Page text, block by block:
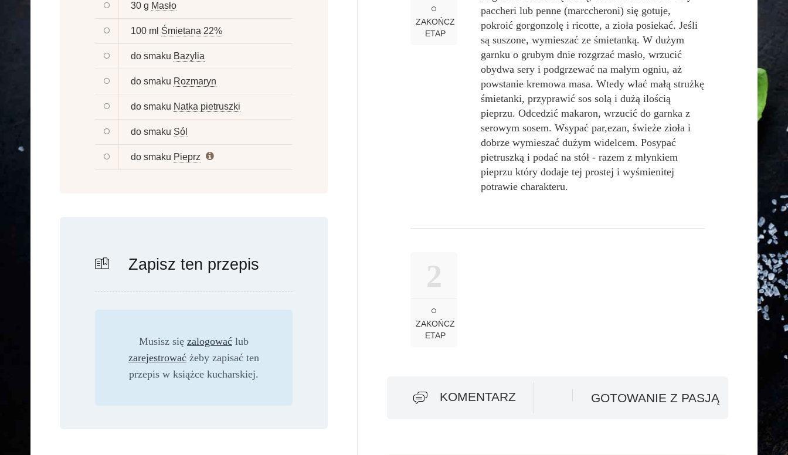
30 g Masło
100 ml Śmietana 22%
do smaku Bazylia
do smaku Rozmaryn
do smaku Natka pietruszki
do smaku Sól
do smaku Pieprz
Zapisz ten przepis
Musisz się zalogować lub
zarejestrować żeby zapisać ten
przepis w książce kucharskiej.
ZAKOŃCZ
ETAP
paccheri lub penne (marccheroni) się gotuje,
pokroić gorgonzolę i ricotte, a zioła posiekać. Jeśli
są suszone, wymieszać ze śmietanką. W dużym
garnku o grubym dnie rozgrzać masło, wrzucić
obydwa sery i podgrzewać na małym ogniu, aż
powstanie kremowa masa. Wtedy wlać małą strużkę
śmietanki, przyprawić sos solą i dużą ilością
pieprzu. Odcedzić makaron, wrzucić do garnka z
serowym sosem. Wsypać par,ezan, świeże zioła i
dobrze wymieszać dużym widelcem. Posypać
pietruszką i podać na stół - razem z młynkiem
pieprzu który dodaje tej prostej i wyśmienitej
potrawie charakteru.
2
ZAKOŃCZ
ETAP
KOMENTARZ GOTOWANIE Z PASJĄ